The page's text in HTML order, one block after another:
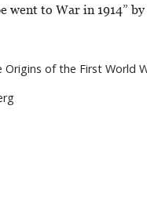
went to War in 1914”
of the First World